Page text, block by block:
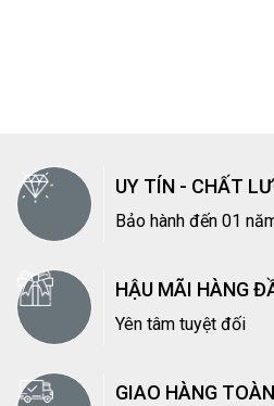
UY TÍN - CHẤT
Bảo hành đến 01
HẬU MÃI HÀNG
Yên tâm tuyệt đối
GIAO HÀNG